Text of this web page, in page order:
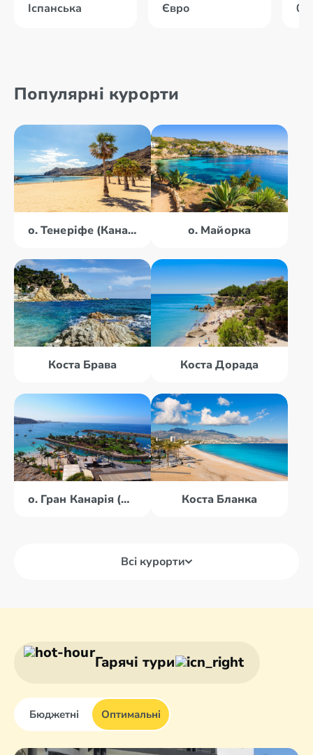
Іспанська Євро
Популярні курорти
о. Тенеріфе (Канари) о. Майорка
Коста Брава Коста Дорада
о. Гран Канарія (Канари) Коста Бланка
Всі курорти
Андалусія
Бакейра-Берет
Барселона
Більбао
Гарячі тури
Бюджетні Оптимальні